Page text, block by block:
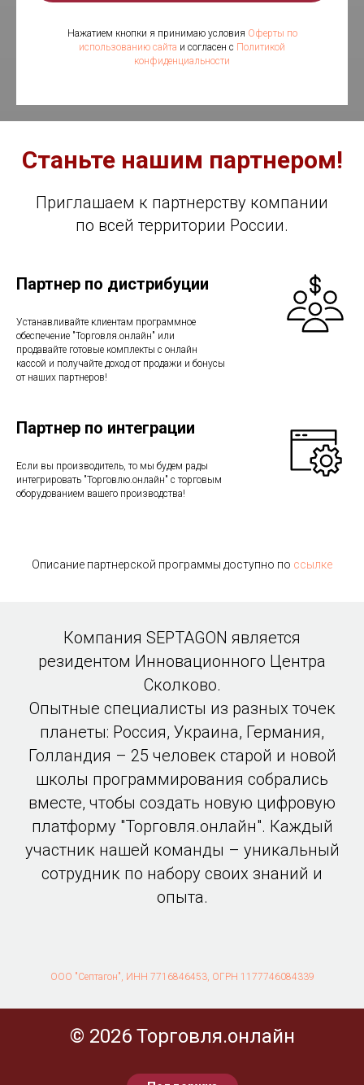
Нажатием кнопки я принимаю условия Оферты по
использованию сайта и согласен с Политикой
конфиденциальности
Станьте нашим партнером!
Приглашаем к партнерству компании
по всей территории России.
Партнер по дистрибуции
Устанавливайте клиентам программное
обеспечение "Торговля.онлайн" или
продавайте готовые комплекты с онлайн
кассой и получайте доход от продажи и бонусы
от наших партнеров!
Партнер по интеграции
Если вы производитель, то мы будем рады
интегрировать "Торговлю.онлайн" с торговым
оборудованием вашего производства!
Описание партнерской программы доступно по ссылке
Компания SEPTAGON является
резидентом Инновационного Центра
Сколково.
Опытные специалисты из разных точек
планеты: Россия, Украина, Германия,
Голландия – 25 человек старой и новой
школы программирования собрались
вместе, чтобы создать новую цифровую
платформу "Торговля.онлайн". Каждый
участник нашей команды – уникальный
сотрудник по набору своих знаний и
опыта.
ООО "Септагон", ИНН 7716846453, ОГРН 1177746084339
© 2026 Торговля.онлайн